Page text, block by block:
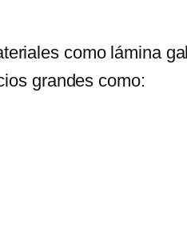
como lámina
grandes como: